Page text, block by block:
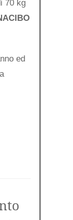
70 kg
ed